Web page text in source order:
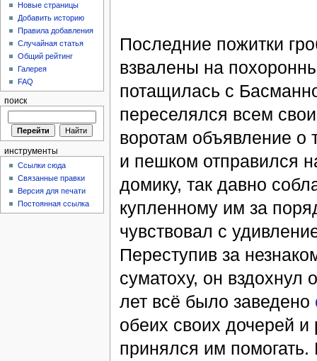
Последние пожитки
взвалены на
потащилась с
переселялся всем
воротам объявление о
и пешком отправился
домику, так давно
купленному им за
чувствовал с
Переступив за
суматоху, он вздохнул
лет всё было заведено
обеих своих дочерей
принялся им
Новые страницы
Добавить историю
Правила добавления
Случайная статья
Общий рейтинг
Галерея
FAQ
поиск
инструменты
Ссылки сюда
Связанные правки
Версия для печати
Постоянная ссылка